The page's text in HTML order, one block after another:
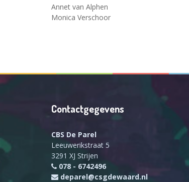
Annet van Alphen
Monica Verschoor
Contactgegevens
CBS De Parel
Leeuwerikstraat 5
3291 XJ Strijen
078 - 6742496
deparel@csgdewaard.nl